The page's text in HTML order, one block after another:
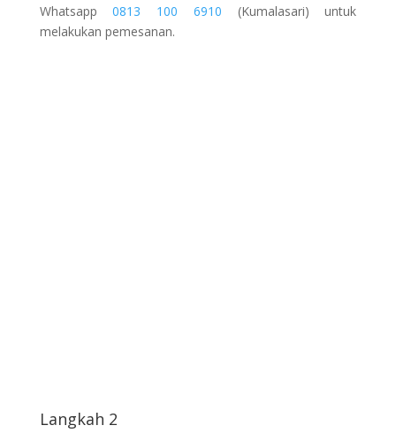
Whatsapp0813 100 6910 (Kumalasari) untuk
melakukan pemesanan.
Langkah 2